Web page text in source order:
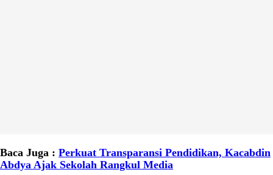
Baca Juga : Perkuat Transparansi Pendidikan, Kacabdin
Abdya Ajak Sekolah Rangkul Media